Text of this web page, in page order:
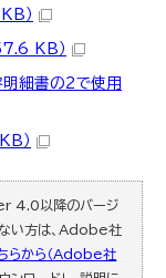
）
KB）
明細書の2で使用
）
4.0以降のバージ
い方は、Adobe社
らから（Adobe社